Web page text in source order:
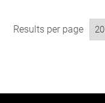
Results per page